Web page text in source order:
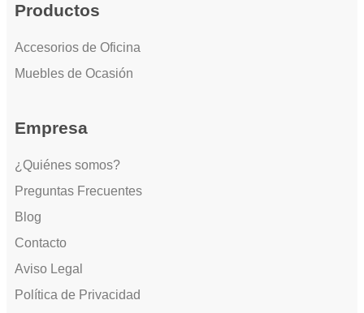
Productos
Accesorios de Oficina
Muebles de Ocasión
Empresa
¿Quiénes somos?
Preguntas Frecuentes
Blog
Contacto
Aviso Legal
Política de Privacidad